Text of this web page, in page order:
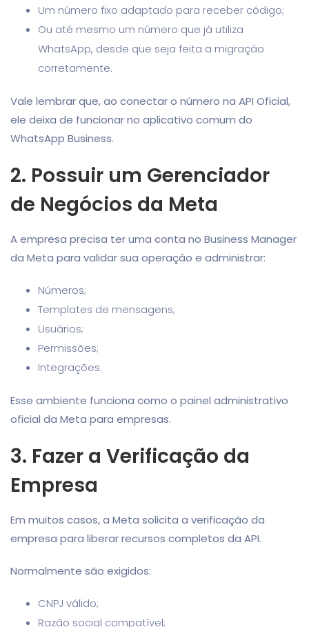
Um número fixo adaptado para receber código;
Ou até mesmo um número que já utiliza
WhatsApp, desde que seja feita a migração
corretamente.
Vale lembrar que, ao conectar o número na API Oficial,
ele deixa de funcionar no aplicativo comum do
WhatsApp Business.
2. Possuir um Gerenciador
de Negócios da Meta
A empresa precisa ter uma conta no Business Manager
da Meta para validar sua operação e administrar:
Números;
Templates de mensagens;
Usuários;
Permissões;
Integrações.
Esse ambiente funciona como o painel administrativo
oficial da Meta para empresas.
3. Fazer a Verificação da
Empresa
Em muitos casos, a Meta solicita a verificação da
empresa para liberar recursos completos da API.
Normalmente são exigidos:
CNPJ válido;
Razão social compatível;